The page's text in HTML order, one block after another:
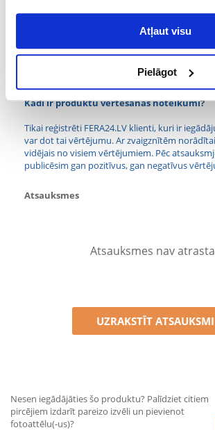
Atļaut visu
Pielāgot
Liellopu gaļa
Kādi ir produktu vērtēšanas noteikumi?
Tikai reģistrēti FERA24.LV klienti, kuri ir
var dot tai vērtējumu. Ar zvaigznītēm
vidējais no visiem vērtējumiem. Pēc
publicēsim gan pozitīvus, gan negatīvus
Atsauksmes
Atsauksmes nav
UZRAKSTĪT ATSAUKSMI
Nesen iegādājāties šo produktu? Palīdziet citiem
pircējiem izdarīt pareizo izvēli un pievienot
fotoattēlu(-us)?